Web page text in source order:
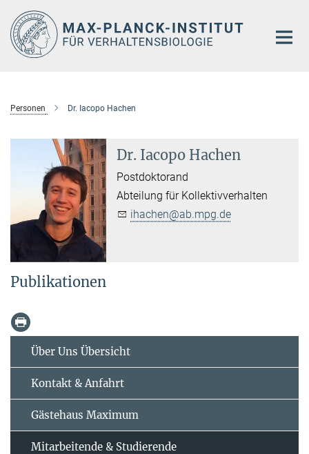
Hauptinhalt
Personen Dr. Iacopo Hachen
Dr. Iacopo Hachen
Postdoktorand
Abteilung für Kollektivverhalten
ihachen@ab.mpg.de
Publikationen
Über Uns Übersicht
Kontakt & Anfahrt
Gästehaus Maximum
Mitarbeitende & Studierende